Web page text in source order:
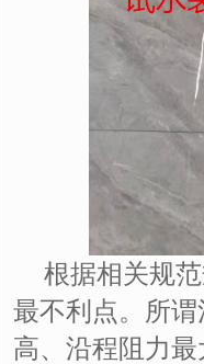
根据相关规
最不利点。所
高、沿程阻力